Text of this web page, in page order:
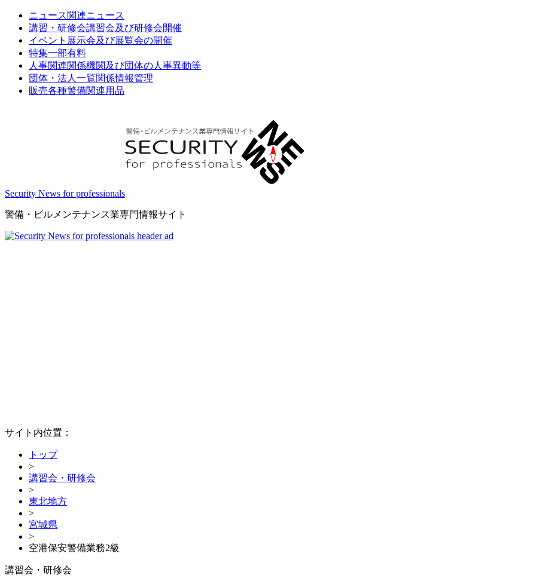
ニュース関連ニュース
講習・研修会講習会及び研修会開催
イベント 展示会及び展覧会の開催
特集一部有料
人事関連関係機関及び団体の人事異動等
団体・法人一覧関係情報管理
販売各種警備関連用品
Security News for professionals
警備・ビルメンテナンス業専門情報サイト
サイト内位置：
トップ
>
講習会・研修会
>
東北地方
>
宮城県
>
空港保安警備業務2級
講習会・研修会